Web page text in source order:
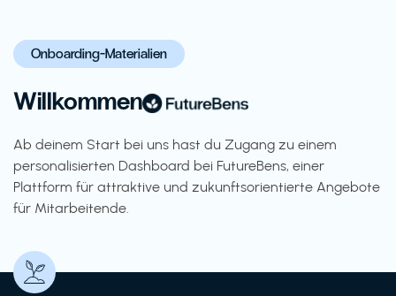
Onboarding-Materialien
Willkommen
Ab deinem Start bei uns hast du Zugang zu einem
personalisierten Dashboard bei FutureBens, einer
Plattform für attraktive und zukunftsorientierte Angebote
für Mitarbeitende.